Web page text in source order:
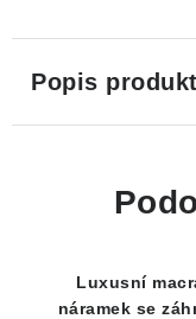
Popis
Luxusní
náramek se